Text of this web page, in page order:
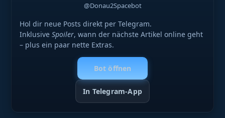
@Donau2Spacebot
Hol dir neue Posts direkt per Telegram.
InklusiveSpoiler, wann der nächste Artikel online geht
– plus ein paar nette Extras.
Bot öffnen
In Telegram-App